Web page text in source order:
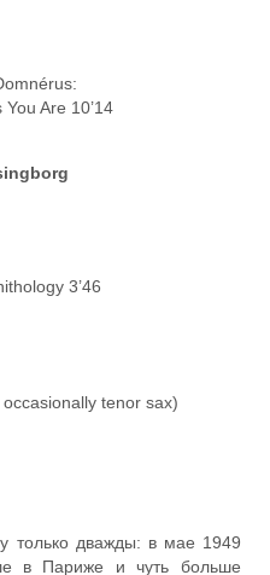
Are 10’14
3’46
tenor sax)
только дважды: в мае 1949
в Париже и чуть больше